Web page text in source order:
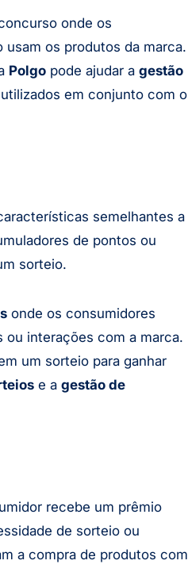
onde os
os produtos da marca.
Polgo pode ajudar a gestão
em conjunto com o
semelhantes a
de pontos ou
sorteio.
onde os consumidores
ou interações com a marca.
um sorteio para ganhar
e a gestão de
recebe um prêmio
de sorteio ou
a compra de produtos com